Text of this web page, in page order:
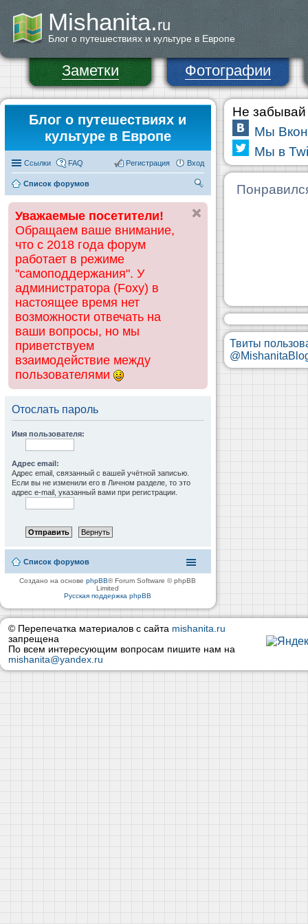
Mishanita.ru
Блог о путешествиях и культуре в Европе
Заметки Фотографии
Блог о путешествиях и
культуре в Европе
Ссылки FAQ Вход
Регистрация
Список форумов
ск
Уважаемые посетители!
Обращаем ваше внимание,
что с 2018 года форум
работает в режиме
"самоподдержания". У
администратора (Foxy) в
настоящее время нет
возможности отвечать на
ваши вопросы, но мы
приветствуем
взаимодействие между
пользователями
Отослать пароль
Имя пользователя:
Адрес email:
Адрес email, связанный с вашей учётной записью.
Если вы не изменили его в Личном разделе, то это
адрес e-mail, указанный вами при регистрации.
Список форумов
Создано на основеphpBB® Forum Software © phpBB
Limited
Русская поддержка phpBB
Не забывай
Мы
Мы в
Твиты
© Перепечатка материалов с сайта mishanita.ru
запрещена
По всем интересующим вопросам пишите нам на
mishanita@yandex.ru